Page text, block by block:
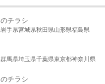
チラシ
岩手県宮城県秋田県山形県福島県
群馬県埼玉県千葉県東京都神奈川県
チラシ